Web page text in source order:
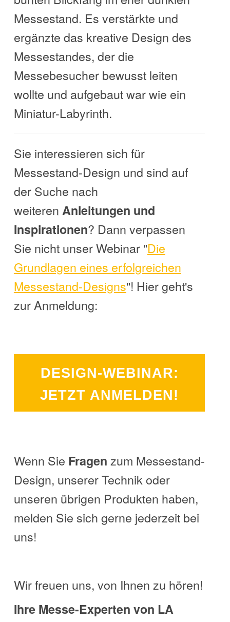
Messestand. Es verstärkte und
ergänzte das kreative Design des
Messestandes, der die
Messebesucher bewusst leiten
wollte und aufgebaut war wie ein
Miniatur-Labyrinth.
Sie interessieren sich für
Messestand-Design und sind auf
der Suche nach
weiteren Anleitungen und
Inspirationen? Dann verpassen
Sie nicht unser Webinar "Die
Grundlagen eines erfolgreichen
Messestand-Designs"! Hier geht's
zur Anmeldung:
DESIGN-WEBINAR:
JETZT ANMELDEN!
Wenn Sie Fragen zum Messestand-
Design, unserer Technik oder
unseren übrigen Produkten haben,
melden Sie sich gerne jederzeit bei
uns!
Wir freuen uns, von Ihnen zu hören!
Ihre Messe-Experten von LA